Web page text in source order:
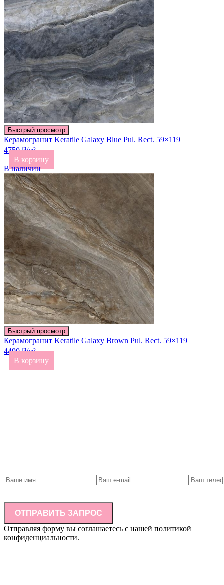
Быстрый просмотр
Керамогранит Keratile Galaxy Blue Pul. Rect. 59×119
4750 ₽/м²
В корзину
В наличии
Быстрый просмотр
Керамогранит Keratile Galaxy Brown Pul. Rect. 59×119
4490 ₽/м²
В корзину
ОТПРАВИТЬ ЗАПРОС
Отправляя форму вы соглашаетесь с нашей политикой
конфиденциальности.